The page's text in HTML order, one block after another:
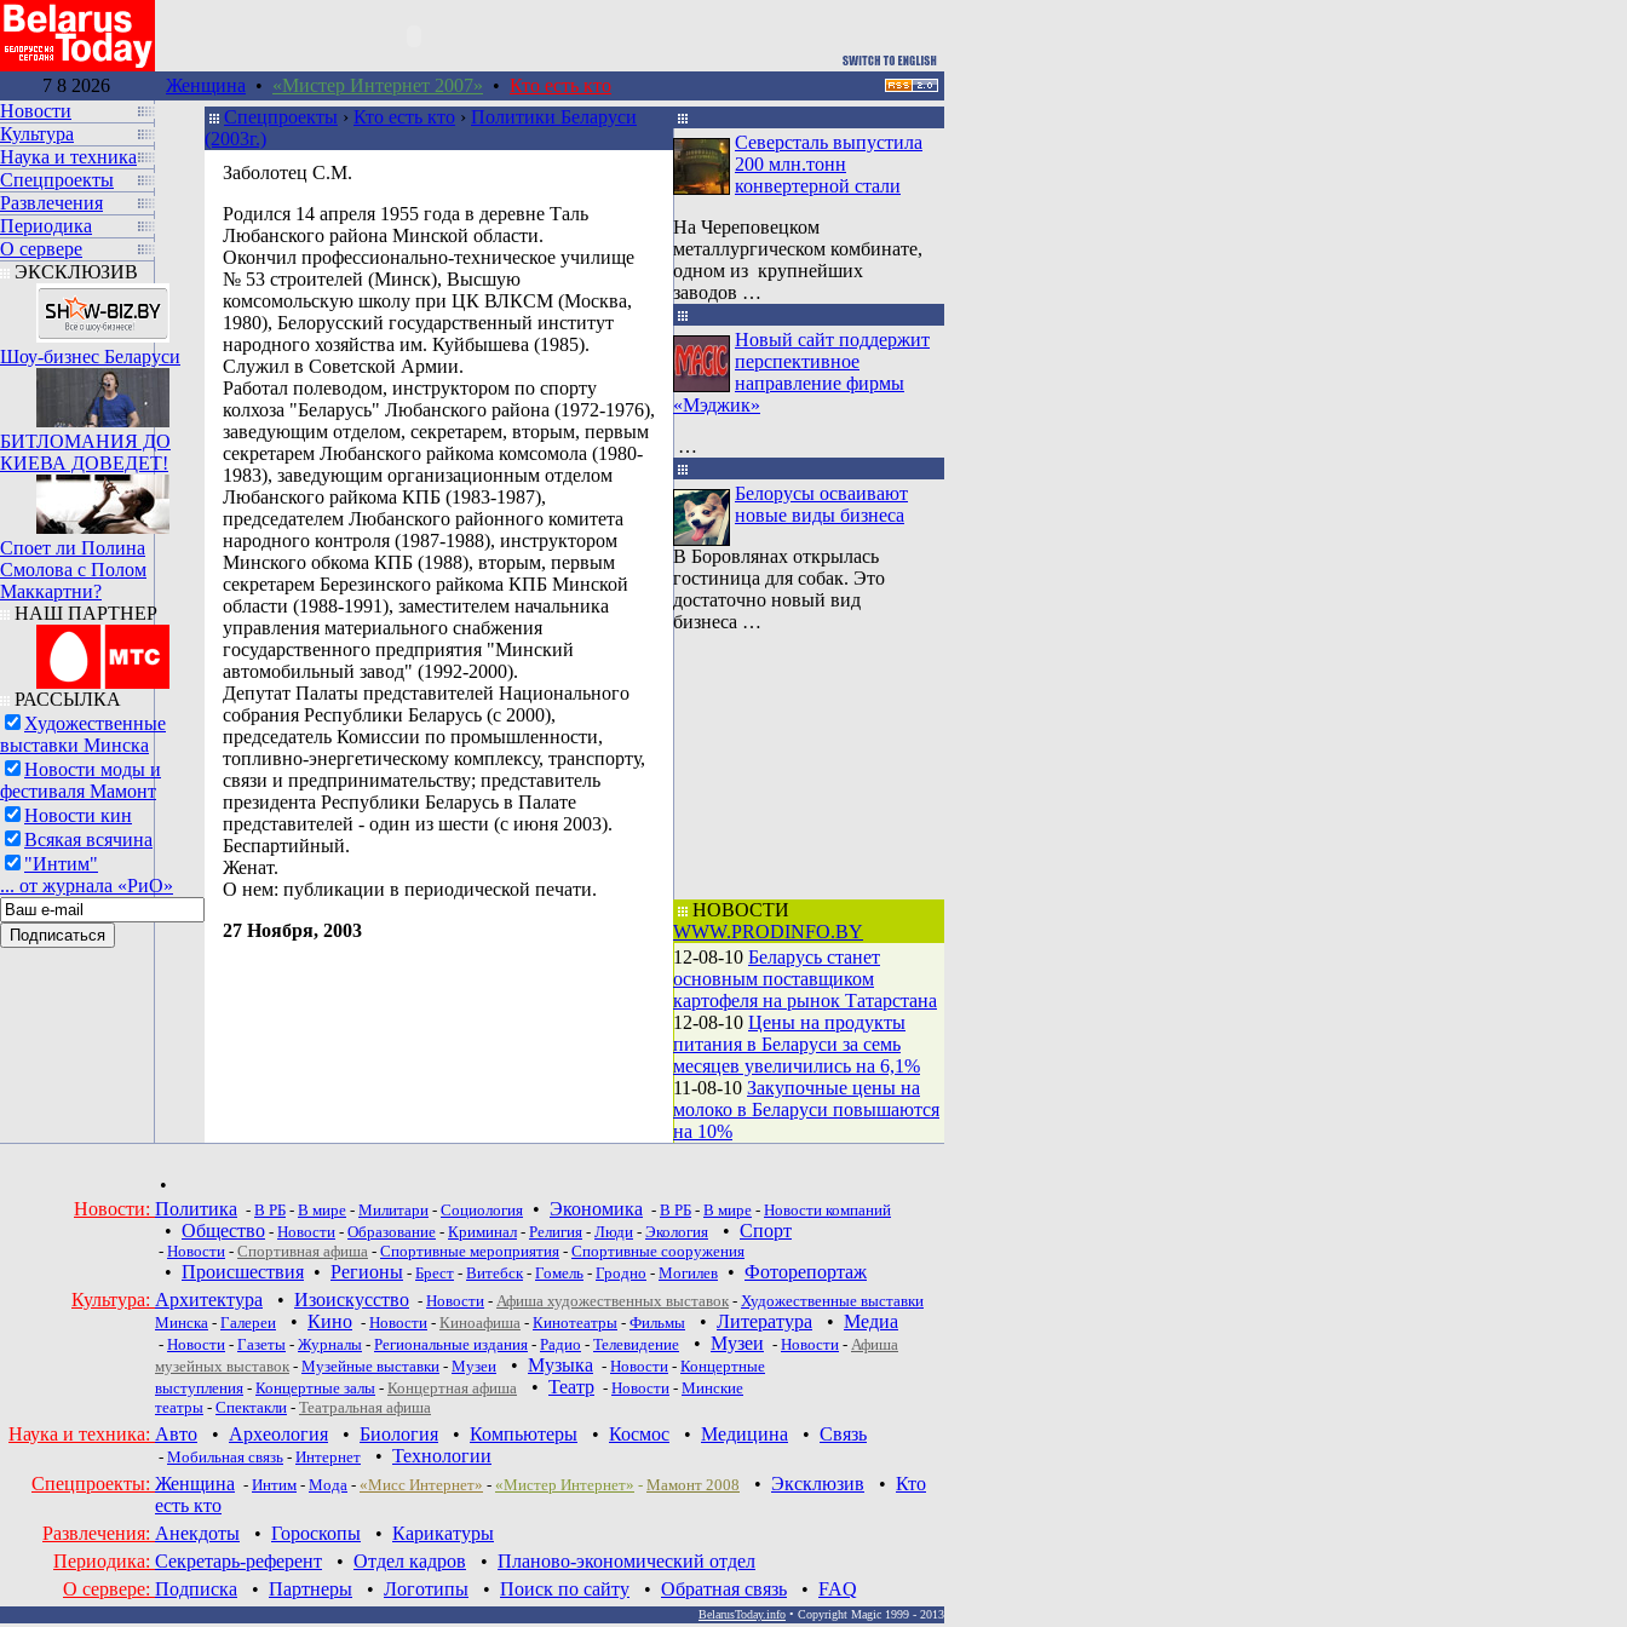
7 8 2026 Женщина • «Мистер Интернет 2007» • Кто есть кто
Новости
Культура
Наука и техника
Спецпроекты
Развлечения
Периодика
О сервере
ЭКСКЛЮЗИВ
Шоу-бизнес Беларуси
БИТЛОМАНИЯ ДО
КИЕВА ДОВЕДЕТ!
Споет ли Полина
Смолова с Полом
Маккартни?
НАШ ПАРТНЕР
РАССЫЛКА
Художественные
выставки Минска
Новости моды и
фестиваля Мамонт
Новости кин
Всякая всячина
"Интим"
... от журнала «РиО»
Спецпроекты › Кто есть кто › Политики Беларуси
(2003г.)
Заболотец С.М.
Родился 14 апреля 1955 года в деревне Таль
Любанского района Минской области.
Окончил профессионально-техническое училище
№ 53 строителей (Минск), Высшую
комсомольскую школу при ЦК ВЛКСМ (Москва,
1980), Белорусский государственный институт
народного хозяйства им. Куйбышева (1985).
Служил в Советской Армии.
Работал полеводом, инструктором по спорту
колхоза "Беларусь" Любанского района (1972-1976),
заведующим отделом, секретарем, вторым, первым
секретарем Любанского райкома комсомола (1980-
1983), заведующим организационным отделом
Любанского райкома КПБ (1983-1987),
председателем Любанского районного комитета
народного контроля (1987-1988), инструктором
Минского обкома КПБ (1988), вторым, первым
секретарем Березинского райкома КПБ Минской
области (1988-1991), заместителем начальника
управления материального снабжения
государственного предприятия "Минский
автомобильный завод" (1992-2000).
Депутат Палаты представителей Национального
собрания Республики Беларусь (с 2000),
председатель Комиссии по промышленности,
топливно-энергетическому комплексу, транспорту,
связи и предпринимательству; представитель
президента Республики Беларусь в Палате
представителей - один из шести (с июня 2003).
Беспартийный.
Женат.
О нем: публикации в периодической печати.
27 Ноября, 2003
Северсталь выпустила
200 млн.тонн
конвертерной стали
На Череповецком
металлургическом комбинате,
одном из крупнейших
заводов …
Новый сайт поддержит
перспективное
направление фирмы
«Мэджик»
…
Белорусы осваивают
новые виды бизнеса
В Боровлянах открылась
гостиница для собак. Это
достаточно новый вид
бизнеса …
НОВОСТИ
WWW.PRODINFO.BY
12-08-10 Беларусь станет
основным поставщиком
картофеля на рынок Татарстана
12-08-10 Цены на продукты
питания в Беларуси за семь
месяцев увеличились на 6,1%
11-08-10 Закупочные цены на
молоко в Беларуси повышаются
на 10%
•
Новости: Политика - В РБ - В мире - Милитари - Социология • Экономика - В РБ - В мире - Новости компаний
• Общество - Новости - Образование - Криминал - Религия - Люди - Экология • Спорт
- Новости - Спортивная афиша - Спортивные мероприятия - Спортивные сооружения
• Происшествия • Регионы - Брест - Витебск- Гомель - Гродно - Могилев • Фоторепортаж
Культура: Архитектура • Изоискусство - Новости - Афиша художественных выставок - Художественные выставки
Минска - Галереи • Кино - Новости - Киноафиша - Кинотеатры - Фильмы • Литература • Медиа
- Новости - Газеты - Журналы - Региональные издания - Радио - Телевидение • Музеи - Новости - Афиша
музейных выставок - Музейные выставки - Музеи • Музыка - Новости - Концертные
выступления - Концертные залы - Концертная афиша • Театр - Новoсти - Минские
театры - Спектакли - Театральная афиша
Наука и техника: Авто • Археология • Биология • Компьютеры • Космос • Медицина • Связь
- Мобильная связь - Интернет • Технологии
Спецпроекты: Женщина - Интим - Мода - «Мисс Интернет» - «Мистер Интернет» - Мамонт 2008 • Эксклюзив • Кто
есть кто
Развлечения: Анекдоты • Гороскопы • Карикатуры
Периодика: Секретарь-референт • Отдел кадров • Планово-экономический отдел
О сервере: Подписка • Партнеры • Логотипы • Поиск по сайту • Обратная связь • FAQ
BelarusToday.info • Copyright Magic 1999 - 2013